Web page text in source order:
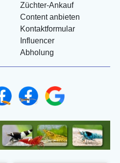
Züchter-Ankauf
Content anbieten
Kontaktformular
Influencer
Abholung